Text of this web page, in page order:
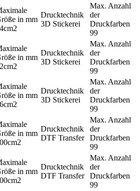
in mm
Drucktechnik
3D Stickerei
Max. Anzahl
der
Druckfarben
99
in mm
Drucktechnik
3D Stickerei
Max. Anzahl
der
Druckfarben
99
in mm
Drucktechnik
3D Stickerei
Max. Anzahl
der
Druckfarben
99
in mm
Drucktechnik
DTF Transfer
Max. Anzahl
der
Druckfarben
99
in mm
Drucktechnik
DTF Transfer
Max. Anzahl
der
Druckfarben
99